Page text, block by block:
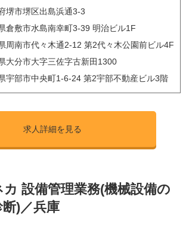
堺市堺区出島浜通3-3
倉敷市水島南幸町3-39 明治ビル1F
周南市代々木通2-12 第2代々木公園前ビル4F
大分市大字三佐字古新田1300
宇部市中央町1-6-24 第2宇部不動産ビル3階
求人詳細を見る
設備管理業務(機械設備の
)／兵庫